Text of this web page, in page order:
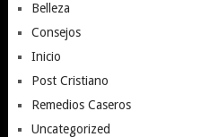
Belleza
Consejos
Inicio
Post Cristiano
Remedios Caseros
Uncategorized